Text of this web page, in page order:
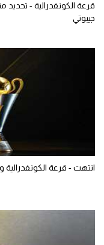
قرعة الكونفدرالية -
جيبوتي
انتهت - قرعة الكونفدرالية